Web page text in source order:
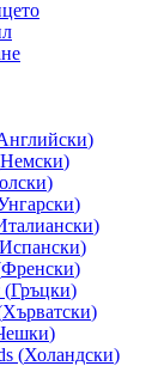
)
Немски)
)
)
)
Испански)
Френски)
(Гръцки)
Хърватски)
)
(Холандски)